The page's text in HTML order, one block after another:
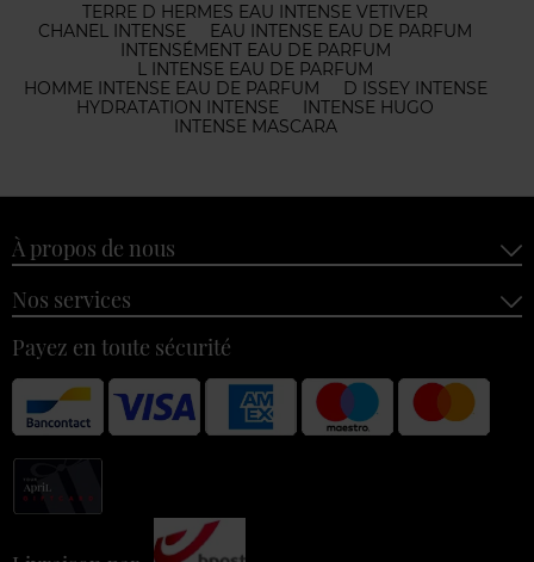
TERRE D HERMES EAU INTENSE VETIVER
CHANEL INTENSE
EAU INTENSE EAU DE PARFUM
INTENSÉMENT EAU DE PARFUM
L INTENSE EAU DE PARFUM
HOMME INTENSE EAU DE PARFUM
D ISSEY INTENSE
HYDRATATION INTENSE
INTENSE HUGO
INTENSE MASCARA
À propos de nous
Nos services
Payez en toute sécurité